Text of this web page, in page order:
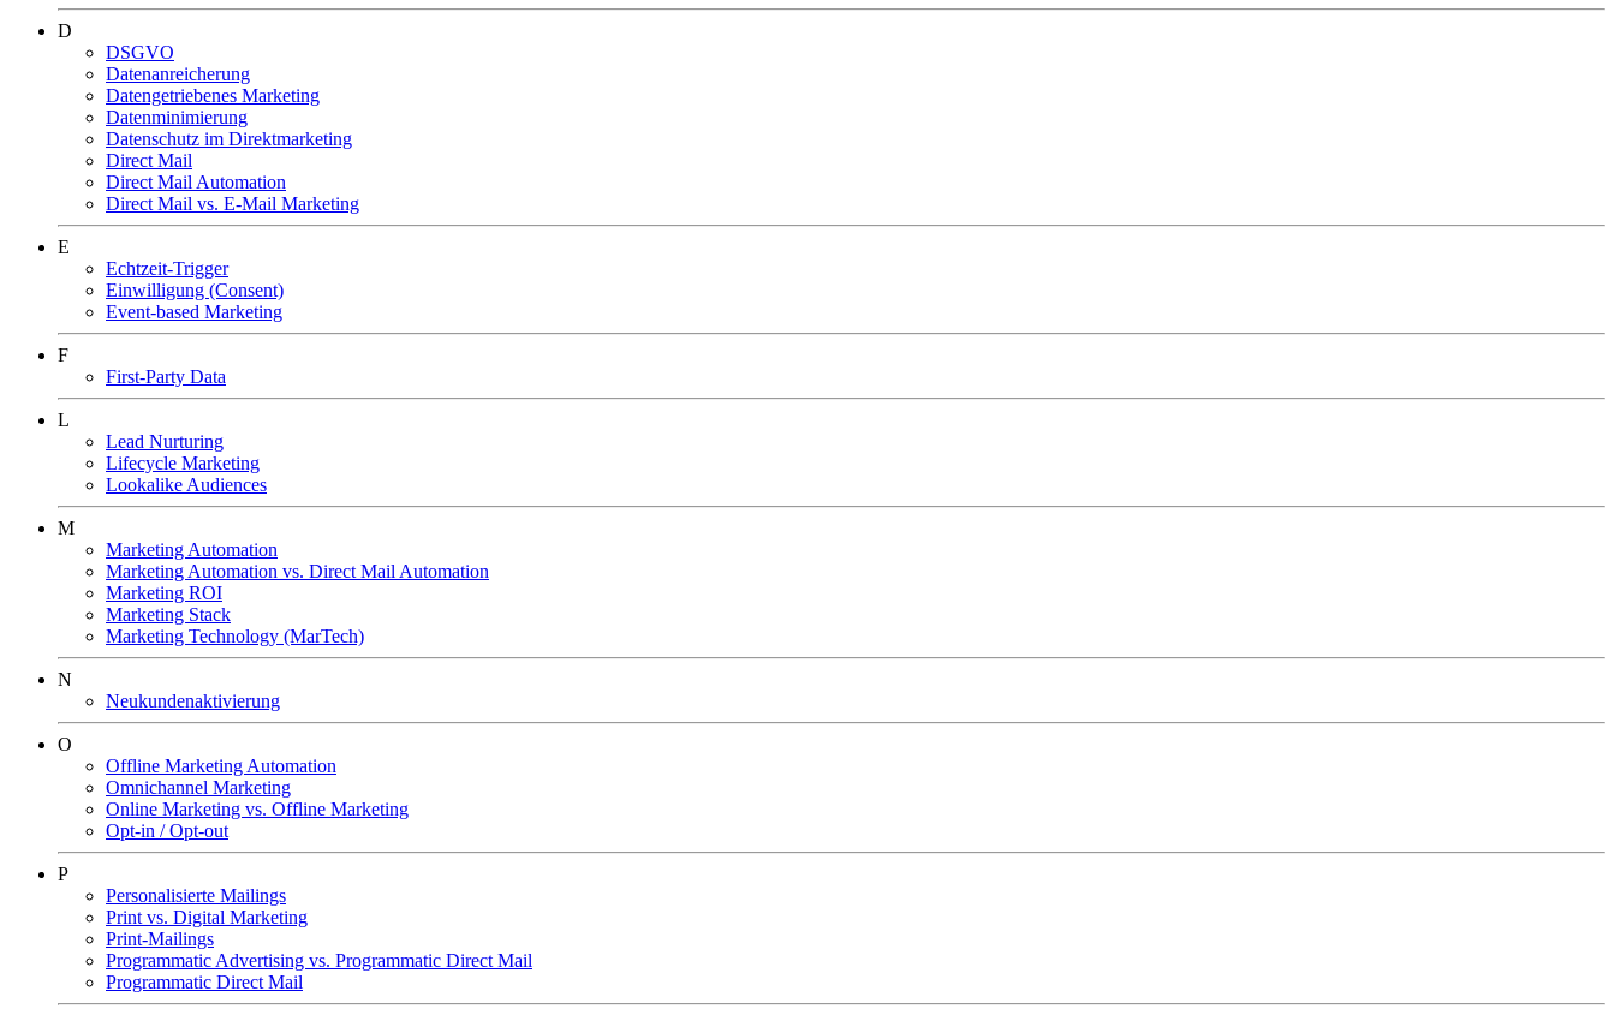
D
DSGVO
Datenanreicherung
Datengetriebenes Marketing
Datenminimierung
Datenschutz im Direktmarketing
Direct Mail
Direct Mail Automation
Direct Mail vs. E-Mail Marketing
E
Echtzeit-Trigger
Einwilligung (Consent)
Event-based Marketing
F
First-Party Data
L
Lead Nurturing
Lifecycle Marketing
Lookalike Audiences
M
Marketing Automation
Marketing Automation vs. Direct Mail Automation
Marketing ROI
Marketing Stack
Marketing Technology (MarTech)
N
Neukundenaktivierung
O
Offline Marketing Automation
Omnichannel Marketing
Online Marketing vs. Offline Marketing
Opt-in / Opt-out
P
Personalisierte Mailings
Print vs. Digital Marketing
Print-Mailings
Programmatic Advertising vs. Programmatic Direct Mail
Programmatic Direct Mail